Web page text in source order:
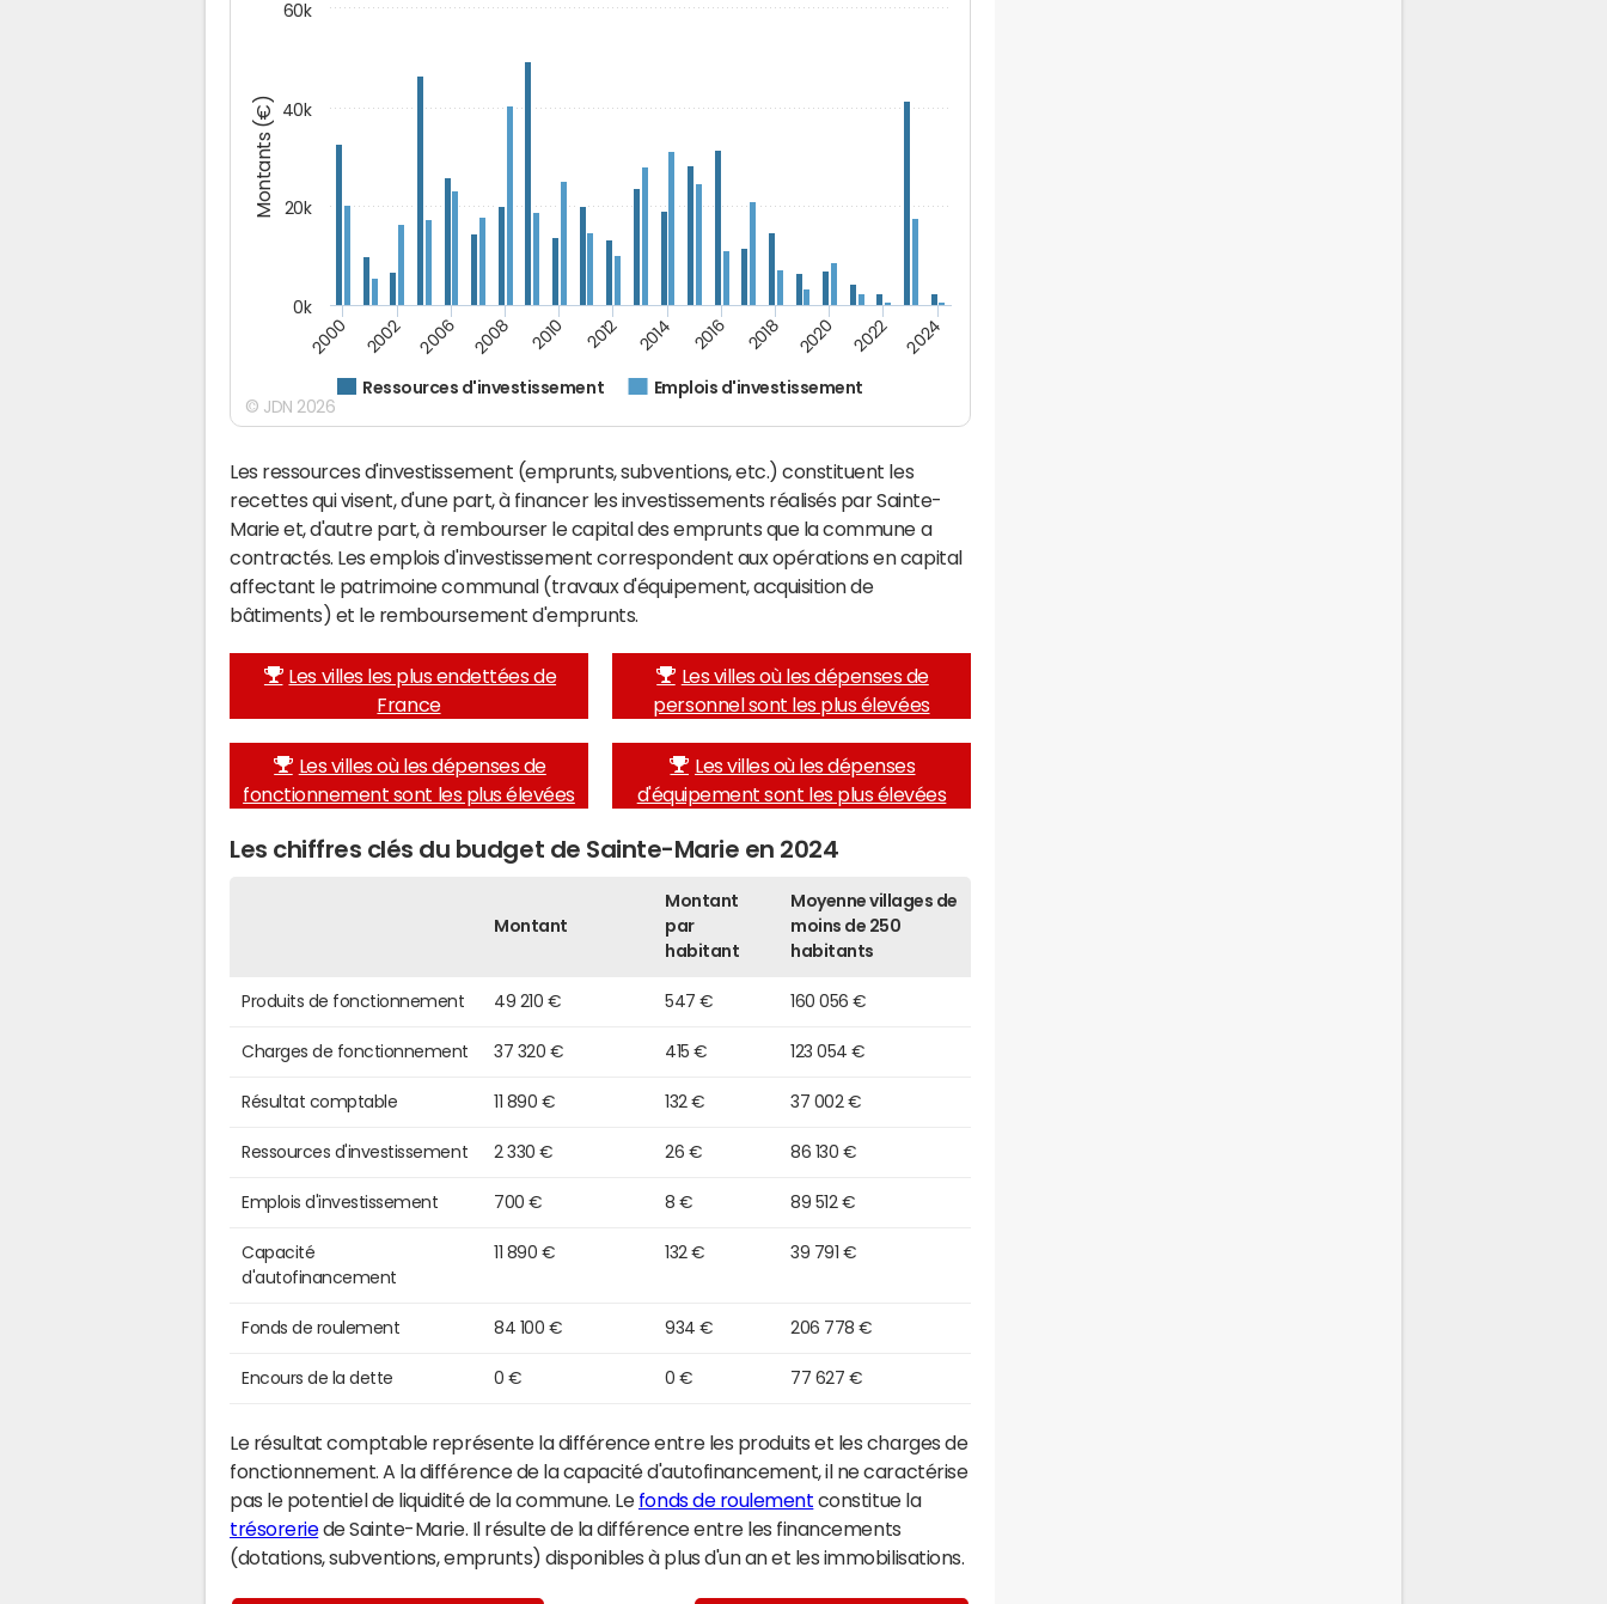
Montants (€)
Ressources d'investissement Emplois d'investissement
2000 2002 2006 2008 2010 2012 2014 2016 2018 2020 2022 2024
0k
20k
40k
60k
© JDN 2026
Les ressources d'investissement (emprunts, subventions, etc.) constituent les
recettes qui visent, d'une part, à financer les investissements réalisés par Sainte-
Marie et, d'autre part, à rembourser le capital des emprunts que la commune a
contractés. Les emplois d'investissement correspondent aux opérations en capital
affectant le patrimoine communal (travaux d'équipement, acquisition de
bâtiments) et le remboursement d'emprunts.
Les villes les plus endettées de
France
Les villes où les dépenses de
personnel sont les plus élevées
Les villes où les dépenses de
fonctionnement sont les plus élevées
Les villes où les dépenses
d'équipement sont les plus élevées
Les chiffres clés du budget de Sainte-Marie en 2024
Montant
Montant
par
habitant
Moyenne villages de
moins de 250
habitants
Produits de fonctionnement 49 210 € 547 € 160 056 €
Charges de fonctionnement 37 320 € 415 € 123 054 €
Résultat comptable 11 890 € 132 € 37 002 €
Ressources d'investissement 2 330 € 26 € 86 130 €
Emplois d'investissement 700 € 8 € 89 512 €
Capacité
d'autofinancement
11 890 € 132 € 39 791 €
Fonds de roulement 84 100 € 934 € 206 778 €
Encours de la dette 0 € 0 € 77 627 €
Le résultat comptable représente la différence entre les produits et les charges de
fonctionnement. A la différence de la capacité d'autofinancement, il ne caractérise
pas le potentiel de liquidité de la commune. Le fonds de roulement constitue la
trésoreriede Sainte-Marie. Il résulte de la différence entre les financements
(dotations, subventions, emprunts) disponibles à plus d'un an et les immobilisations.